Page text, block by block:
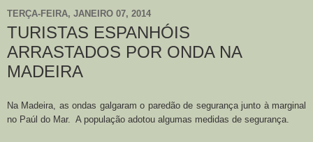
TERÇA-FEIRA, JANEIRO 07, 2014
TURISTAS ESPANHÓIS
ARRASTADOS POR ONDA NA
MADEIRA
Na Madeira, as ondas galgaram o paredão de segurança junto à marginal
no Paúl do Mar. A população adotou algumas medidas de segurança.